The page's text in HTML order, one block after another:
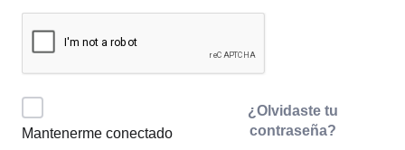
Mantenerme conectado
¿Olvidaste tu
contraseña?